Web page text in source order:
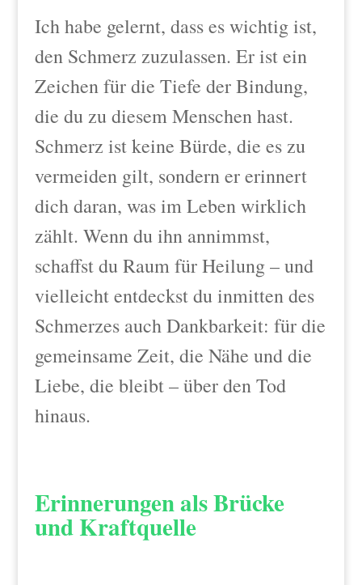
Ich habe gelernt, dass es wichtig ist,
den Schmerz zuzulassen. Er ist ein
Zeichen für die Tiefe der Bindung,
die du zu diesem Menschen hast.
Schmerz ist keine Bürde, die es zu
vermeiden gilt, sondern er erinnert
dich daran, was im Leben wirklich
zählt. Wenn du ihn annimmst,
schaffst du Raum für Heilung – und
vielleicht entdeckst du inmitten des
Schmerzes auch Dankbarkeit: für die
gemeinsame Zeit, die Nähe und die
Liebe, die bleibt – über den Tod
hinaus.
Erinnerungen als Brücke
und Kraftquelle